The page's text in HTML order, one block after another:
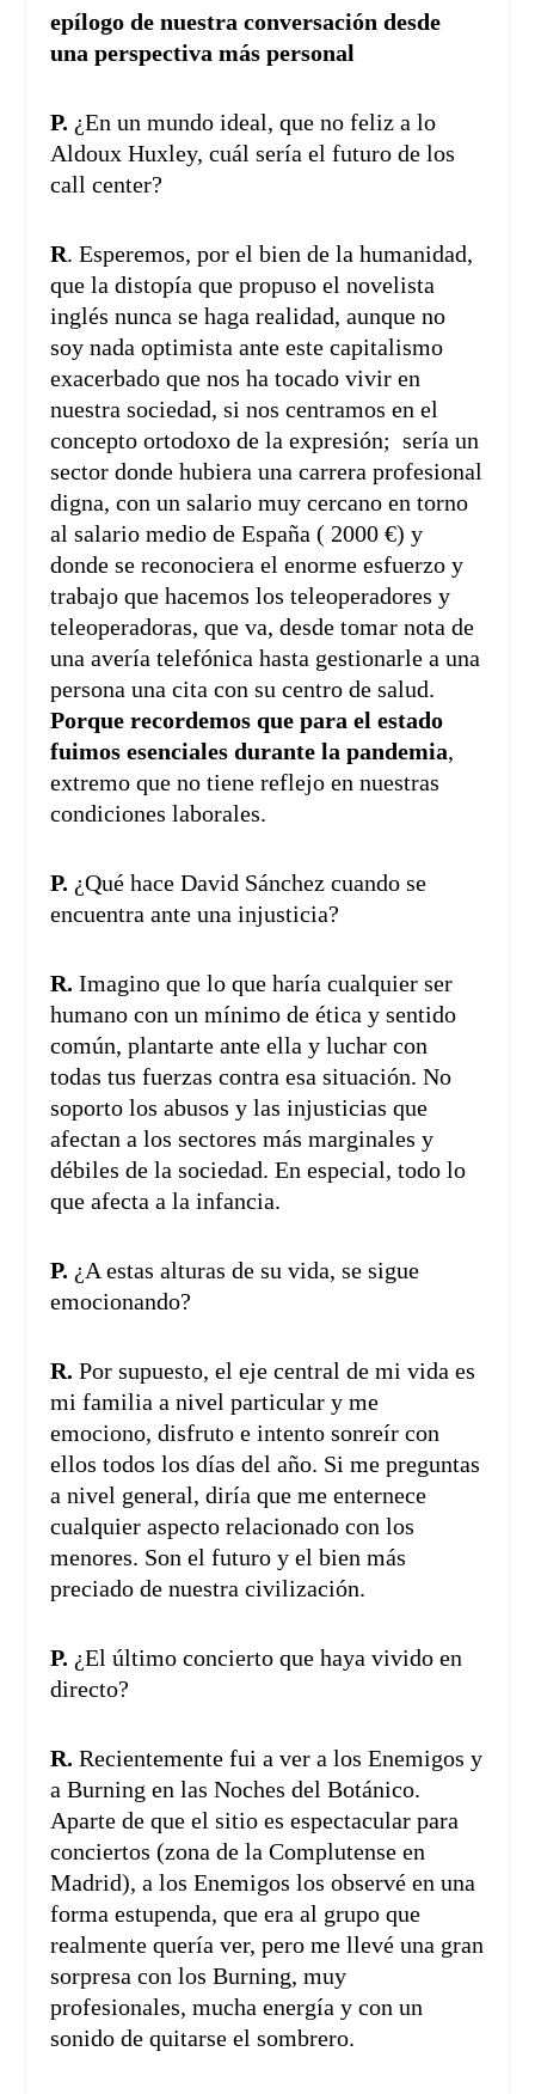
epílogo de nuestra conversación desde
una perspectiva más personal
P. ¿En un mundo ideal, que no feliz a lo
Aldoux Huxley, cuál sería el futuro de los
call center?
R. Esperemos, por el bien de la humanidad,
que la distopía que propuso el novelista
inglés nunca se haga realidad, aunque no
soy nada optimista ante este capitalismo
exacerbado que nos ha tocado vivir en
nuestra sociedad, si nos centramos en el
concepto ortodoxo de la expresión; sería un
sector donde hubiera una carrera profesional
digna, con un salario muy cercano en torno
al salario medio de España ( 2000 €) y
donde se reconociera el enorme esfuerzo y
trabajo que hacemos los teleoperadores y
teleoperadoras, que va, desde tomar nota de
una avería telefónica hasta gestionarle a una
persona una cita con su centro de salud.
Porque recordemos que para el estado
fuimos esenciales durante la pandemia,
extremo que no tiene reflejo en nuestras
condiciones laborales.
P. ¿Qué hace David Sánchez cuando se
encuentra ante una injusticia?
R.Imagino que lo que haría cualquier ser
humano con un mínimo de ética y sentido
común, plantarte ante ella y luchar con
todas tus fuerzas contra esa situación. No
soporto los abusos y las injusticias que
afectan a los sectores más marginales y
débiles de la sociedad. En especial, todo lo
que afecta a la infancia.
P. ¿A estas alturas de su vida, se sigue
emocionando?
R.Por supuesto, el eje central de mi vida es
mi familia a nivel particular y me
emociono, disfruto e intento sonreír con
ellos todos los días del año. Si me preguntas
a nivel general, diría que me enternece
cualquier aspecto relacionado con los
menores. Son el futuro y el bien más
preciado de nuestra civilización.
P. ¿El último concierto que haya vivido en
directo?
R.Recientemente fui a ver a los Enemigos y
a Burning en las Noches del Botánico.
Aparte de que el sitio es espectacular para
conciertos (zona de la Complutense en
Madrid), a los Enemigos los observé en una
forma estupenda, que era al grupo que
realmente quería ver, pero me llevé una gran
sorpresa con los Burning, muy
profesionales, mucha energía y con un
sonido de quitarse el sombrero.